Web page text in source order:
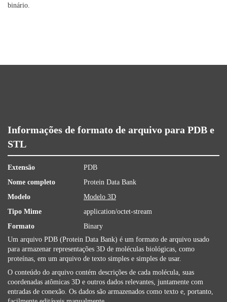
binário.
Informações de formato de arquivo para PDB e
STL
Extensão
PDB
Nome completo
Protein Data Bank
Modelo
Modelo 3D
Tipo Mime
application/octet-stream
Formato
Binary
Um arquivo PDB (Protein Data Bank) é um formato de arquivo usado
para armazenar representações 3D de moléculas biológicas, como
proteínas, em um arquivo de texto simples e simples de usar.
O conteúdo do arquivo contém descrições de cada molécula, suas
coordenadas atômicas 3D e outros dados relevantes, juntamente com
entradas de conexão. Os dados são armazenados como texto e, portanto,